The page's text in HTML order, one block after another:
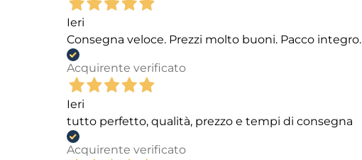
Ieri
Consegna veloce. Prezzi molto buoni. Pacco integro.
Acquirente verificato
Ieri
tutto perfetto, qualità, prezzo e tempi di consegna
Acquirente verificato